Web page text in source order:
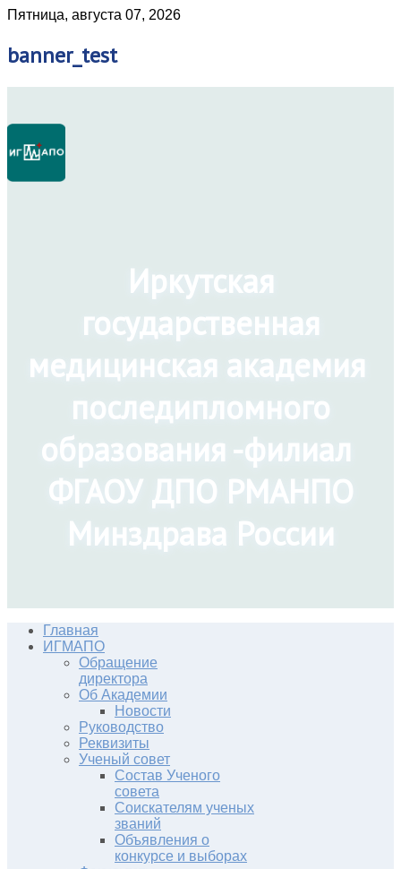
Пятница, августа 07, 2026
banner_test
Иркутская
государственная
медицинская академия
последипломного
образования -филиал
ФГАОУ ДПО РМАНПО
Минздрава России
Главная
ИГМАПО
Обращение
директора
Об Академии
Новости
Руководство
Реквизиты
Ученый совет
Состав Ученого
совета
Соискателям ученых
званий
Объявления о
конкурсе и выборах